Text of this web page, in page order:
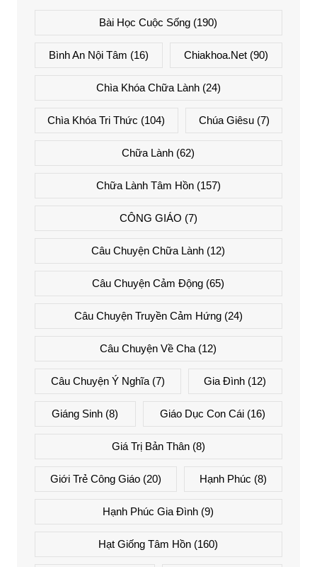
Bài Học Cuộc Sống (190)
Bình An Nội Tâm (16) Chiakhoa.net (90)
Chìa Khóa Chữa Lành(24)
Chìa Khóa Tri Thức (104) Chúa Giêsu(7)
Chữa Lành (62)
Chữa Lành Tâm Hồn(157)
CÔNG GIÁO (7)
Câu Chuyện Chữa Lành (12)
Câu Chuyện Cảm Động (65)
Câu Chuyện Truyền Cảm Hứng(24)
Câu Chuyện Về Cha(12)
Câu Chuyện Ý Nghĩa(7) Gia Đình (12)
Giáng Sinh (8) Giáo Dục Con Cái(16)
Giá Trị Bản Thân(8)
Giới Trẻ Công Giáo(20) Hạnh Phúc (8)
Hạnh Phúc Gia Đình (9)
Hạt Giống Tâm Hồn (160)